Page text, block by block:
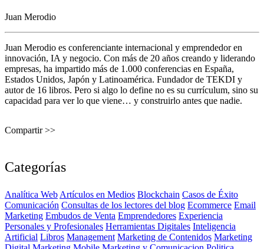
Juan Merodio
Juan Merodio es conferenciante internacional y emprendedor en
innovación, IA y negocio. Con más de 20 años creando y liderando
empresas, ha impartido más de 1.000 conferencias en España,
Estados Unidos, Japón y Latinoamérica. Fundador de TEKDI y
autor de 16 libros. Pero si algo lo define no es su currículum, sino su
capacidad para ver lo que viene… y construirlo antes que nadie.
Compartir >>
Categorías
Analítica Web Artículos en Medios Blockchain Casos de Éxito
Comunicación Consultas de los lectores del blog Ecommerce Email
Marketing Embudos de Venta Emprendedores Experiencia
Personales y Profesionales Herramientas Digitales Inteligencia
Artificial Libros Management Marketing de Contenidos Marketing